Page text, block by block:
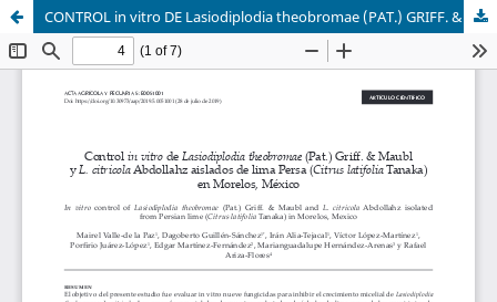
CONTROL in vitro DE Lasiodiplodia theobromae (PAT.) GRIFF. & MAUBL Y L. citricola ABDOLLAHZ AISLADOS DE LIMA PERSA (Citrus latifolia Tanaka) EN MORELOS, MÉXICO